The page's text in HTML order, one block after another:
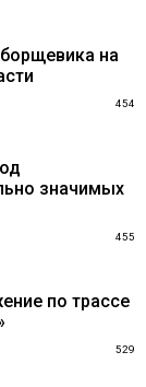
на
454
значимых
455
по трассе
529